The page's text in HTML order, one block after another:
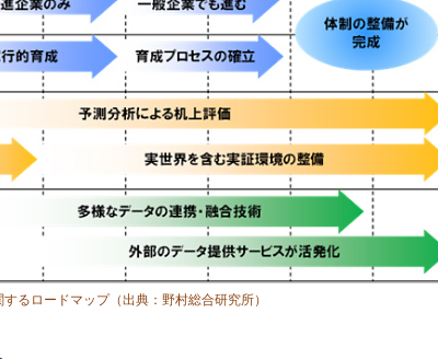
るロードマップ（出典：野村総合研究所）